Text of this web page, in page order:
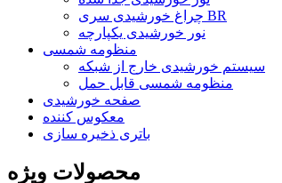
چراغ خورشیدی سری BR
نور خورشیدی یکپارچه
منظومه شمسی
سیستم خورشیدی خارج از شبکه
منظومه شمسی قابل حمل
صفحه خورشیدی
معکوس کننده
باتری ذخیره سازی
محصولات ویژه